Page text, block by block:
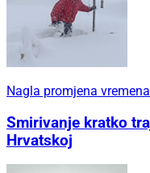
Nagla promjena
Smirivanje kratko
Hrvatskoj